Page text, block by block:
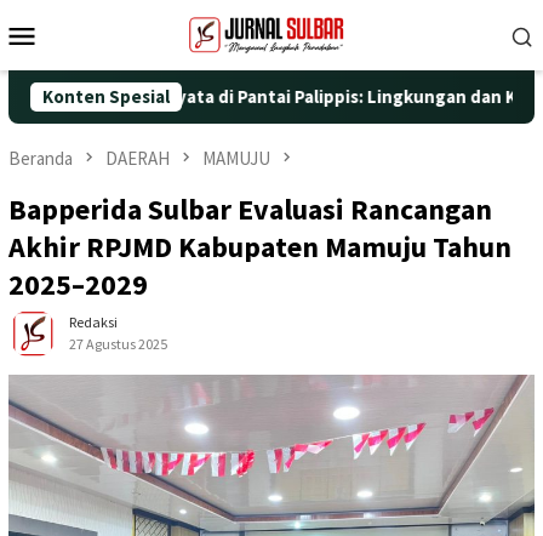
ke
Mobile
Konten Spesial
Aksi Nyata di Pantai Palippis: Lingkungan dan Kesehatan
Beranda DAERAH MAMUJU
Bapperida Sulbar Evaluasi Rancangan
Akhir RPJMD Kabupaten Mamuju Tahun
2025–2029
Redaksi
27 Agustus 2025